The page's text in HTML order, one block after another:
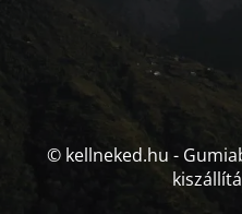
© kellneked.hu -